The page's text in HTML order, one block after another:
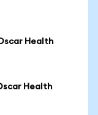
Health
Health